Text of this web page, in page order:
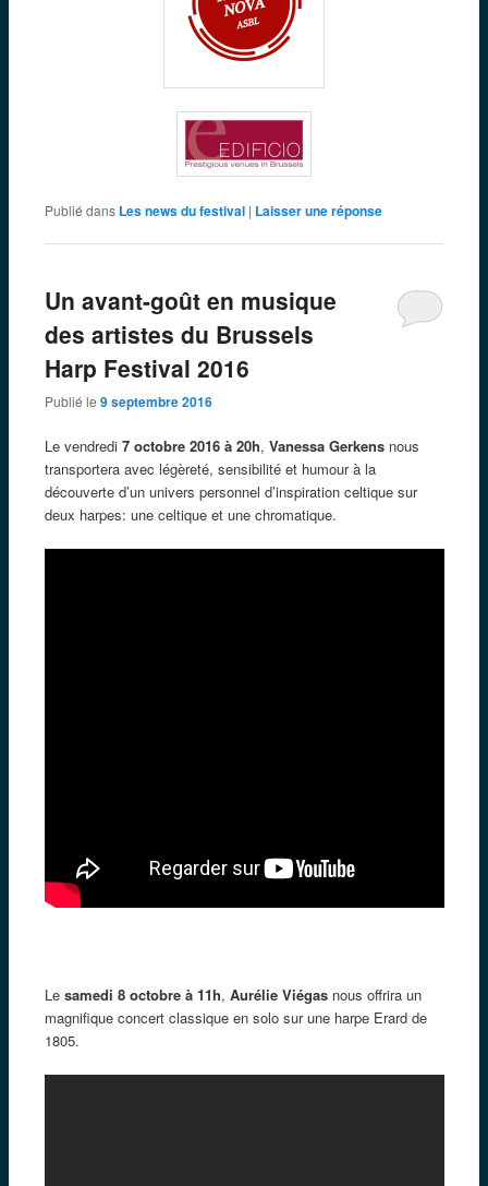
Publié dans Les news du festival | Laisser une réponse
Un avant-goût en musique
des artistes du Brussels
Harp Festival 2016
Publié le 9 septembre 2016
Le vendredi 7 octobre 2016 à 20h, Vanessa Gerkensnous
transportera avec légèreté, sensibilité et humour à la
découverte d’un univers personnel d’inspiration celtique sur
deux harpes: une celtique et une chromatique.
Le samedi 8 octobre à 11h, Aurélie Viégasnous offrira un
magnifique concert classique en solo sur une harpe Erard de
1805.